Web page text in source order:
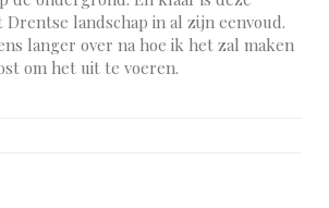
Drentse landschap in al zijn eenvoud.
langer over na hoe ik het zal maken
om het uit te voeren.